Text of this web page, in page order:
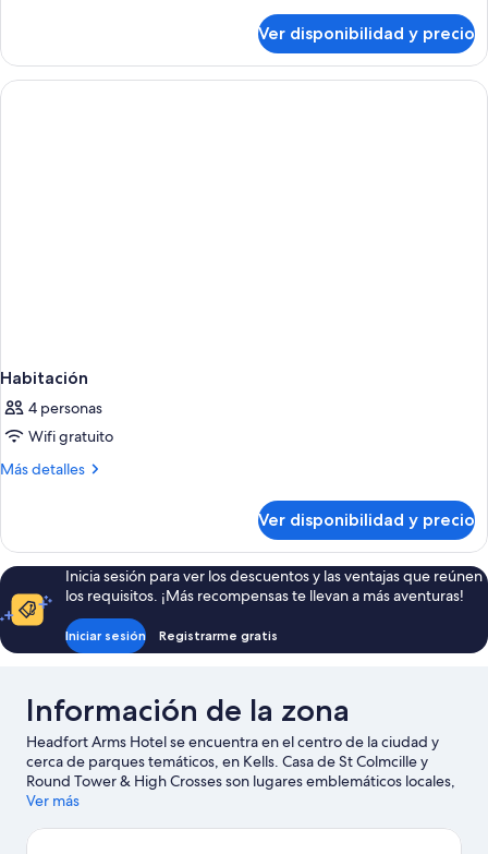
Standard
Ver disponibilidad y precio
Habitación
4 personas
Wifi gratuito
Más detalles
Más
Ver disponibilidad y precio
Inicia sesión para ver los descuentos y las ventajas que reúnen
los requisitos. ¡Más recompensas te llevan a más aventuras!
Iniciar sesión Registrarme gratis
Información de la zona
Headfort Arms Hotel se encuentra en el centro de la ciudad y
cerca de parques temáticos, en Kells. Casa de St Colmcille y
Round Tower & High Crosses son lugares emblemáticos locales,
y algunos de los puntos de interés del área incluyen The Zone y
de Karting de Athboy y Aura Leisure Navan. No olvides tu
Ver más